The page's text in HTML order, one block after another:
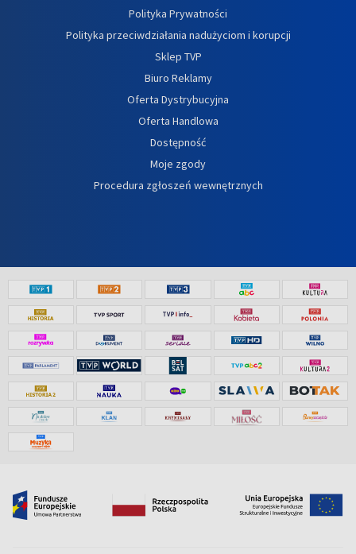
Polityka Prywatności
Polityka przeciwdziałania nadużyciom i korupcji
Sklep TVP
Biuro Reklamy
Oferta Dystrybucyjna
Oferta Handlowa
Dostępność
Moje zgody
Procedura zgłoszeń wewnętrznych